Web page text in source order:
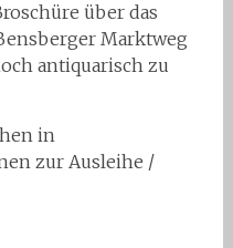
über das
Marktweg
antiquarisch zu
in
zur Ausleihe /